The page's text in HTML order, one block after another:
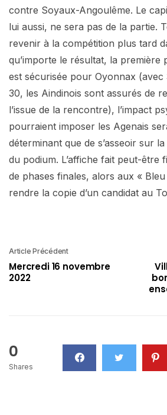
contre Soyaux-Angoulême. Le
lui aussi, ne sera pas de la partie.
revenir à la compétition plus tard
qu’importe le résultat, la première
est sécurisée pour Oyonnax (avec
30, les Aindinois sont assurés de
l’issue de la rencontre), l’impact
pourraient imposer les Agenais
déterminant que de s’asseoir sur
du podium. L’affiche fait peut-être
de phases finales, alors aux «
rendre la copie d’un candidat au
Article Précédent
Mercredi 16 novembre
2022
0
Shares